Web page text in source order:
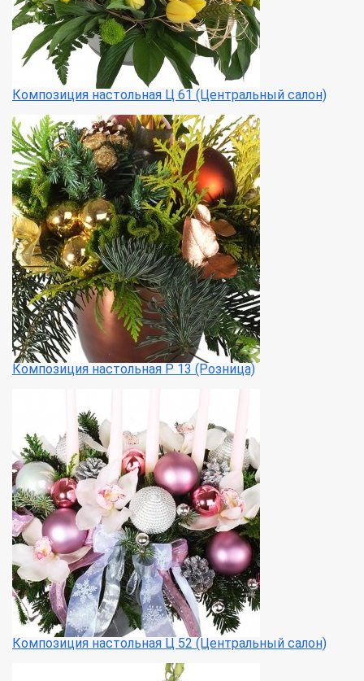
Композиция настольная Ц 61 (Центральный салон)
Композиция настольная Р 13 (Розница)
Композиция настольная Ц 52 (Центральный салон)